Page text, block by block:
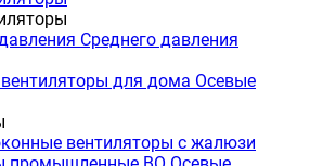
Среднего давления
для дома Осевые
вентиляторы с жалюзи